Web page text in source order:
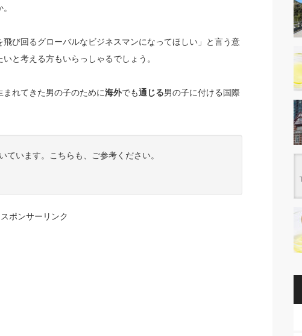
び回るグローバルなビジネスマンになってほしい」と言う意
と考える方もいらっしゃるでしょう。
れてきた男の子のために海外でも通じる男の子に付ける国際
います。こちらも、ご参考ください。
スポンサーリンク